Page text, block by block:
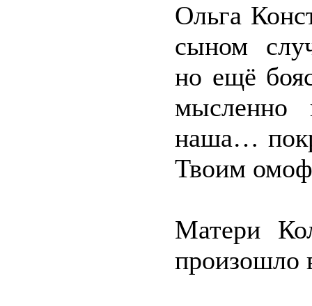
Ольга
сыном
но ещё
мысленно
наша…
Твоим
Матери
произошло